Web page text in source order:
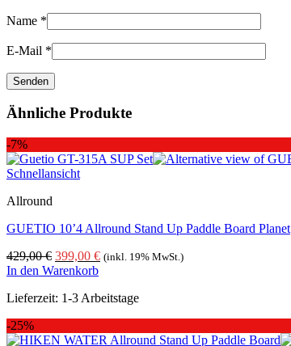
Name *
E-Mail *
Ähnliche Produkte
-7%
Schnellansicht
Allround
GUETIO 10’4 Allround Stand Up Paddle Board Planet
429,00€ Ursprünglicher
Preis
429,00 €
399,00 €Aktueller
399,00 €.
(inkl. 19% MwSt.)
In den Warenkorb
Lieferzeit: 1-3 Arbeitstage
-25%